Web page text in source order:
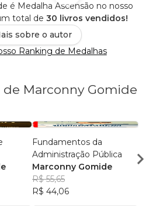
é Medalha Ascensão no nosso
total de 30 livros vendidos!
sobre o autor
Ranking de Medalhas
Marconny Gomide
Fundamentos da
Administração Pública
Marconny Gomide
R$ 55,65
R$ 44,06